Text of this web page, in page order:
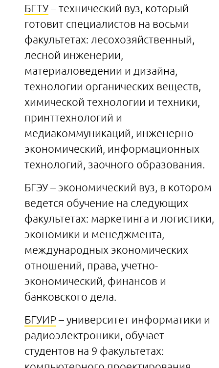
БГТУ– технический вуз, который
готовит специалистов на восьми
факультетах: лесохозяйственный,
лесной инженерии,
материаловедении и дизайна,
технологии органических веществ,
химической технологии и техники,
принттехнологий и
медиакоммуникаций, инженерно-
экономический, информационных
технологий, заочного образования.
БГЭУ – экономический вуз, в котором
ведется обучение на следующих
факультетах: маркетинга и логистики,
экономики и менеджмента,
международных экономических
отношений, права, учетно-
экономический, финансов и
банковского дела.
БГУИР– университет информатики и
радиоэлектроники, обучает
студентов на 9 факультетах: